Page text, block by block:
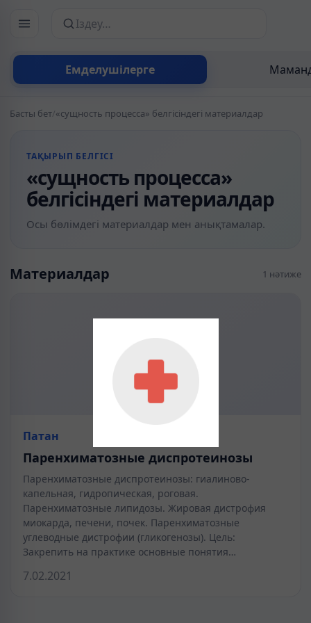
Емделушілерге
Сайттан іздеу
Басты бет/«сущность процесса» белгісіндегі материалдар
ТАҚЫРЫП БЕЛГІСІ
«сущность процесса»
белгісіндегі материалдар
Осы бөлімдегі материалдар мен анықтамалар.
Материалдар 1 нәтиже
Патан
Паренхиматозные диспротеинозы
Паренхиматозные диспротеинозы: гиалиново-
капельная, гидропическая, роговая.
Паренхиматозные липидозы. Жировая дистрофия
мио­карда, печени, почек. Паренхиматозные
углеводные дистрофии (гликогенозы). Цель:
Закрепить на практике основные понятия…
7.02.2021